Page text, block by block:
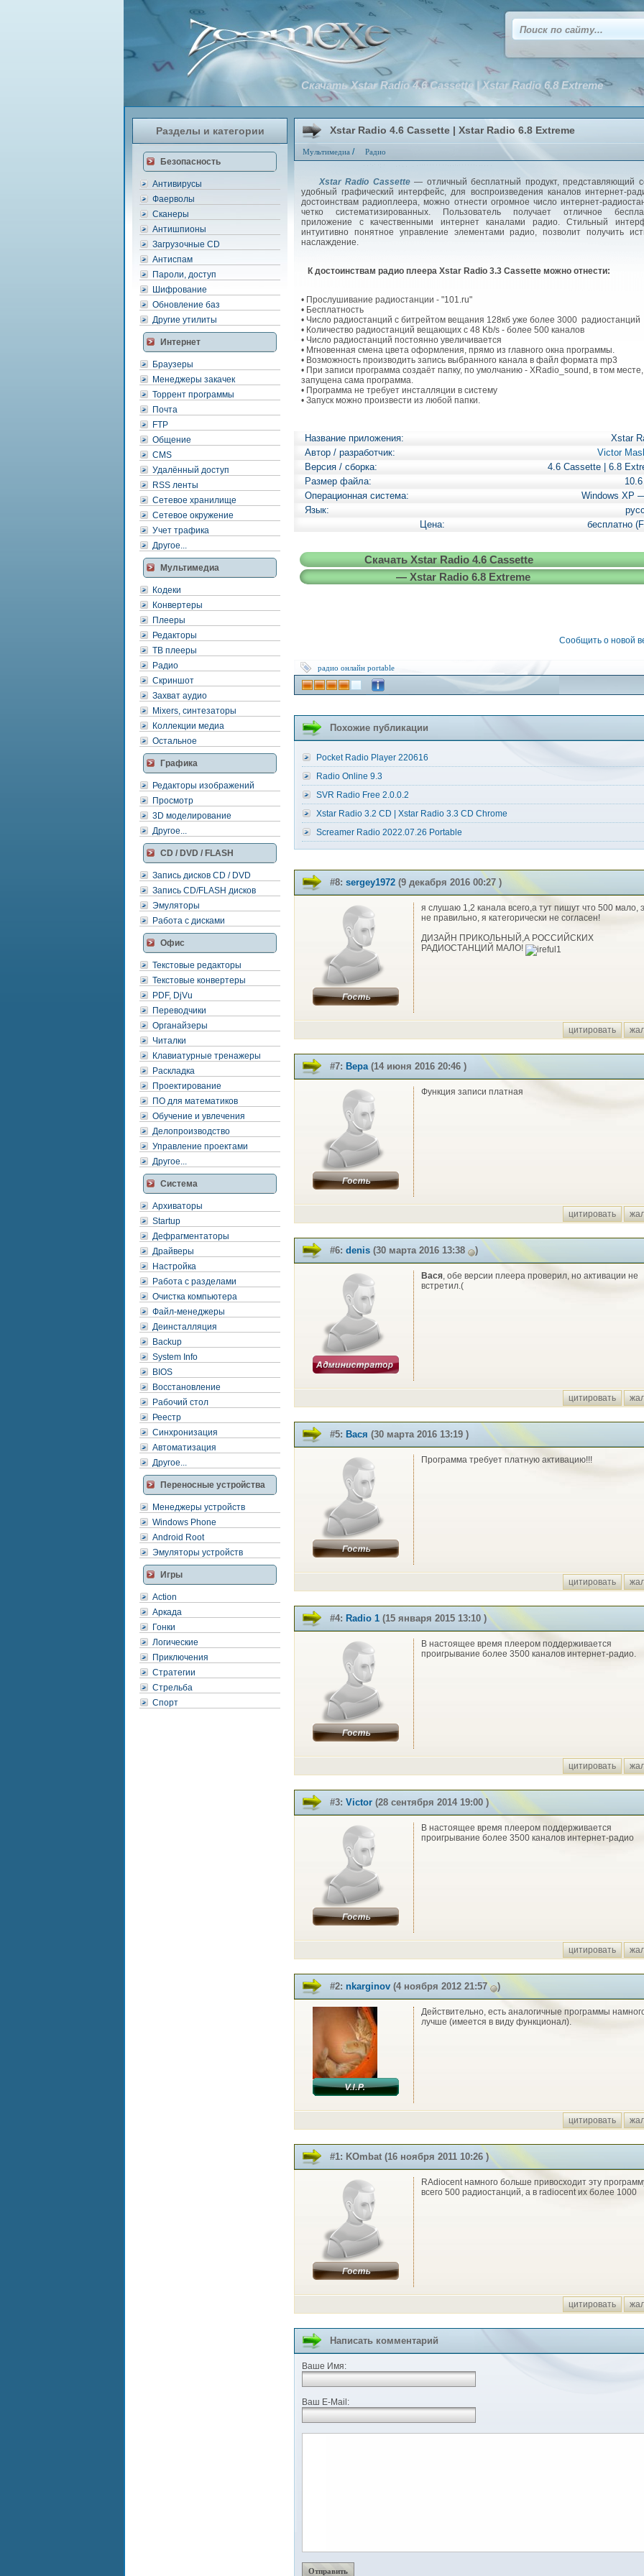
Разделы и категории
Безопасность
Антивирусы
Фаерволы
Сканеры
Антишпионы
Загрузочные CD
Антиспам
Пароли, доступ
Шифрование
Обновление баз
Другие утилиты
Интернет
Браузеры
Менеджеры закачек
Торрент программы
Почта
FTP
Общение
CMS
Удалённый доступ
RSS ленты
Сетевое хранилище
Сетевое окружение
Учет трафика
Другое...
Мультимедиа
Кодеки
Конвертеры
Плееры
Редакторы
ТВ плееры
Радио
Скриншот
Захват аудио
Mixers, синтезаторы
Коллекции медиа
Остальное
Графика
Редакторы изображений
Просмотр
3D моделирование
Другое...
CD / DVD / FLASH
Запись дисков CD / DVD
Запись CD/FLASH дисков
Эмуляторы
Работа с дисками
Офис
Текстовые редакторы
Текстовые конвертеры
PDF, DjVu
Переводчики
Органайзеры
Читалки
Клавиатурные тренажеры
Раскладка
Проектирование
ПО для математиков
Обучение и увлечения
Делопроизводство
Управление проектами
Другое...
Система
Архиваторы
Startup
Дефрагментаторы
Драйверы
Настройка
Работа с разделами
Очистка компьютера
Файл-менеджеры
Деинсталляция
Backup
System Info
BIOS
Восстановление
Рабочий стол
Реестр
Синхронизация
Автоматизация
Другое...
Переносные устройства
Менеджеры устройств
Windows Phone
Android Root
Эмуляторы устройств
Игры
Action
Аркада
Гонки
Логические
Приключения
Стратегии
Стрельба
Спорт
Xstar Radio 4.6 Cassette | Xstar Radio 6.8 Extreme
Мультимедиа / Радио
Скачать Xstar Radio 4.6 Cassette | Xstar Radio 6.8 Extreme
Xstar Radio Cassette— отличный бесплатный продукт, представляющий
удобный графический интерфейс, для воспроизведения каналов интернет-
достоинствам радиоплеера, можно отнести огромное число интернет-
четко систематизированных. Пользователь получает отличное
приложение с качественными интернет каналами радио. Стильный
интуитивно понятное управление элементами радио, позволит получить
наслаждение.
К достоинствам радио плеера Xstar Radio 3.3 Cassette можно отнести:
• Прослушивание радиостанции - "101.ru"
• Бесплатность
• Число радиостанций с битрейтом вещания 128кб уже более 3000 радиостанций
• Количество радиостанций вещающих с 48 Kb/s - более 500 каналов
• Число радиостанций постоянно увеличивается
• Мгновенная смена цвета оформления, прямо из главного окна программы.
• Возможность производить запись выбранного канала в файл формата mp3
• При записи программа создаёт папку, по умолчанию - XRadio_sound, в том месте,
запущена сама программа.
• Программа не требует инсталляции в систему
• Запуск можно произвести из любой папки.
Название приложения:
Xstar
Автор / разработчик:
Victor
Версия / сборка:
4.6 Cassette | 6.8
Размер файла:
Операционная система:
Windows XP
Язык:
Цена:
бесплатно
Скачать Xstar Radio 4.6 Cassette
— Xstar Radio 6.8 Extreme
Сообщить о новой
радио онлайн portable
Похожие публикации
Pocket Radio Player 220616
Radio Online 9.3
SVR Radio Free 2.0.0.2
Xstar Radio 3.2 CD | Xstar Radio 3.3 CD Chrome
Screamer Radio 2022.07.26 Portable
#8: sergey1972 (9 декабря 2016 00:27 )
я слушаю 1,2 канала всего,а тут пишут что 500 мало,
не правильно, я категорически не согласен!
ДИЗАЙН ПРИКОЛЬНЫЙ,А РОССИЙСКИХ
РАДИОСТАНЦИЙ МАЛО!
цитировать
#7: Вера(14 июня 2016 20:46 )
Функция записи платная
цитировать
#6: denis (30 марта 2016 13:38 )
Вася, обе версии плеера проверил, но активации не
встретил.(
цитировать
#5: Вася (30 марта 2016 13:19 )
Программа требует платную активацию!!!
цитировать
#4: Radio 1 (15 января 2015 13:10 )
В настоящее время плеером поддерживается
проигрывание более 3500 каналов интернет-радио.
цитировать
#3: Victor (28 сентября 2014 19:00 )
В настоящее время плеером поддерживается
проигрывание более 3500 каналов интернет-радио
цитировать
#2: nkarginov (4 ноября 2012 21:57 )
Действительно, есть аналогичные программы
лучше (имеется в виду функционал).
цитировать
#1: KOmbat (16 ноября 2011 10:26 )
RAdiocent намного больше привосходит эту
всего 500 радиостанций, а в radiocent их более 1000
цитировать
Написать комментарий
Ваше Имя:
Ваш E-Mail: